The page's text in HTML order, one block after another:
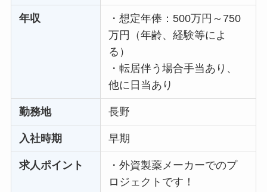
年収
・想定年俸：500万円～750
万円（年齢、経験等によ
る）
・転居伴う場合手当あり、
他に日当あり
勤務地 長野
入社時期 早期
求人ポイント
・外資製薬メーカーでのプ
ロジェクトです！